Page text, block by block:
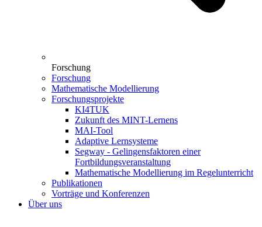
Forschung
Forschung
Mathematische Modellierung
Forschungsprojekte
KI4TUK
Zukunft des MINT-Lernens
MAI-Tool
Adaptive Lernsysteme
Segway - Gelingensfaktoren einer
Fortbildungsveranstaltung
Mathematische Modellierung im Regelunterricht
Publikationen
Vorträge und Konferenzen
Über uns